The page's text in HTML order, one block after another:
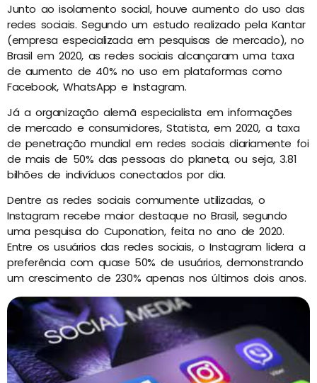
Junto ao isolamento social, houve aumento do uso das
redes sociais. Segundo um estudo realizado pela Kantar
(empresa especializada em pesquisas de mercado), no
Brasil em 2020, as redes sociais alcançaram uma taxa
de aumento de 40% no uso em plataformas como
Facebook, WhatsApp e Instagram.
Já a organização alemã especialista em informações
de mercado e consumidores, Statista, em 2020, a taxa
de penetração mundial em redes sociais diariamente foi
de mais de 50% das pessoas do planeta, ou seja, 3.81
bilhões de indivíduos conectados por dia.
Dentre as redes sociais comumente utilizadas, o
Instagram recebe maior destaque no Brasil, segundo
uma pesquisa do Cuponation, feita no ano de 2020.
Entre os usuários das redes sociais, o Instagram lidera a
preferência com quase 50% de usuários, demonstrando
um crescimento de 230% apenas nos últimos dois anos.